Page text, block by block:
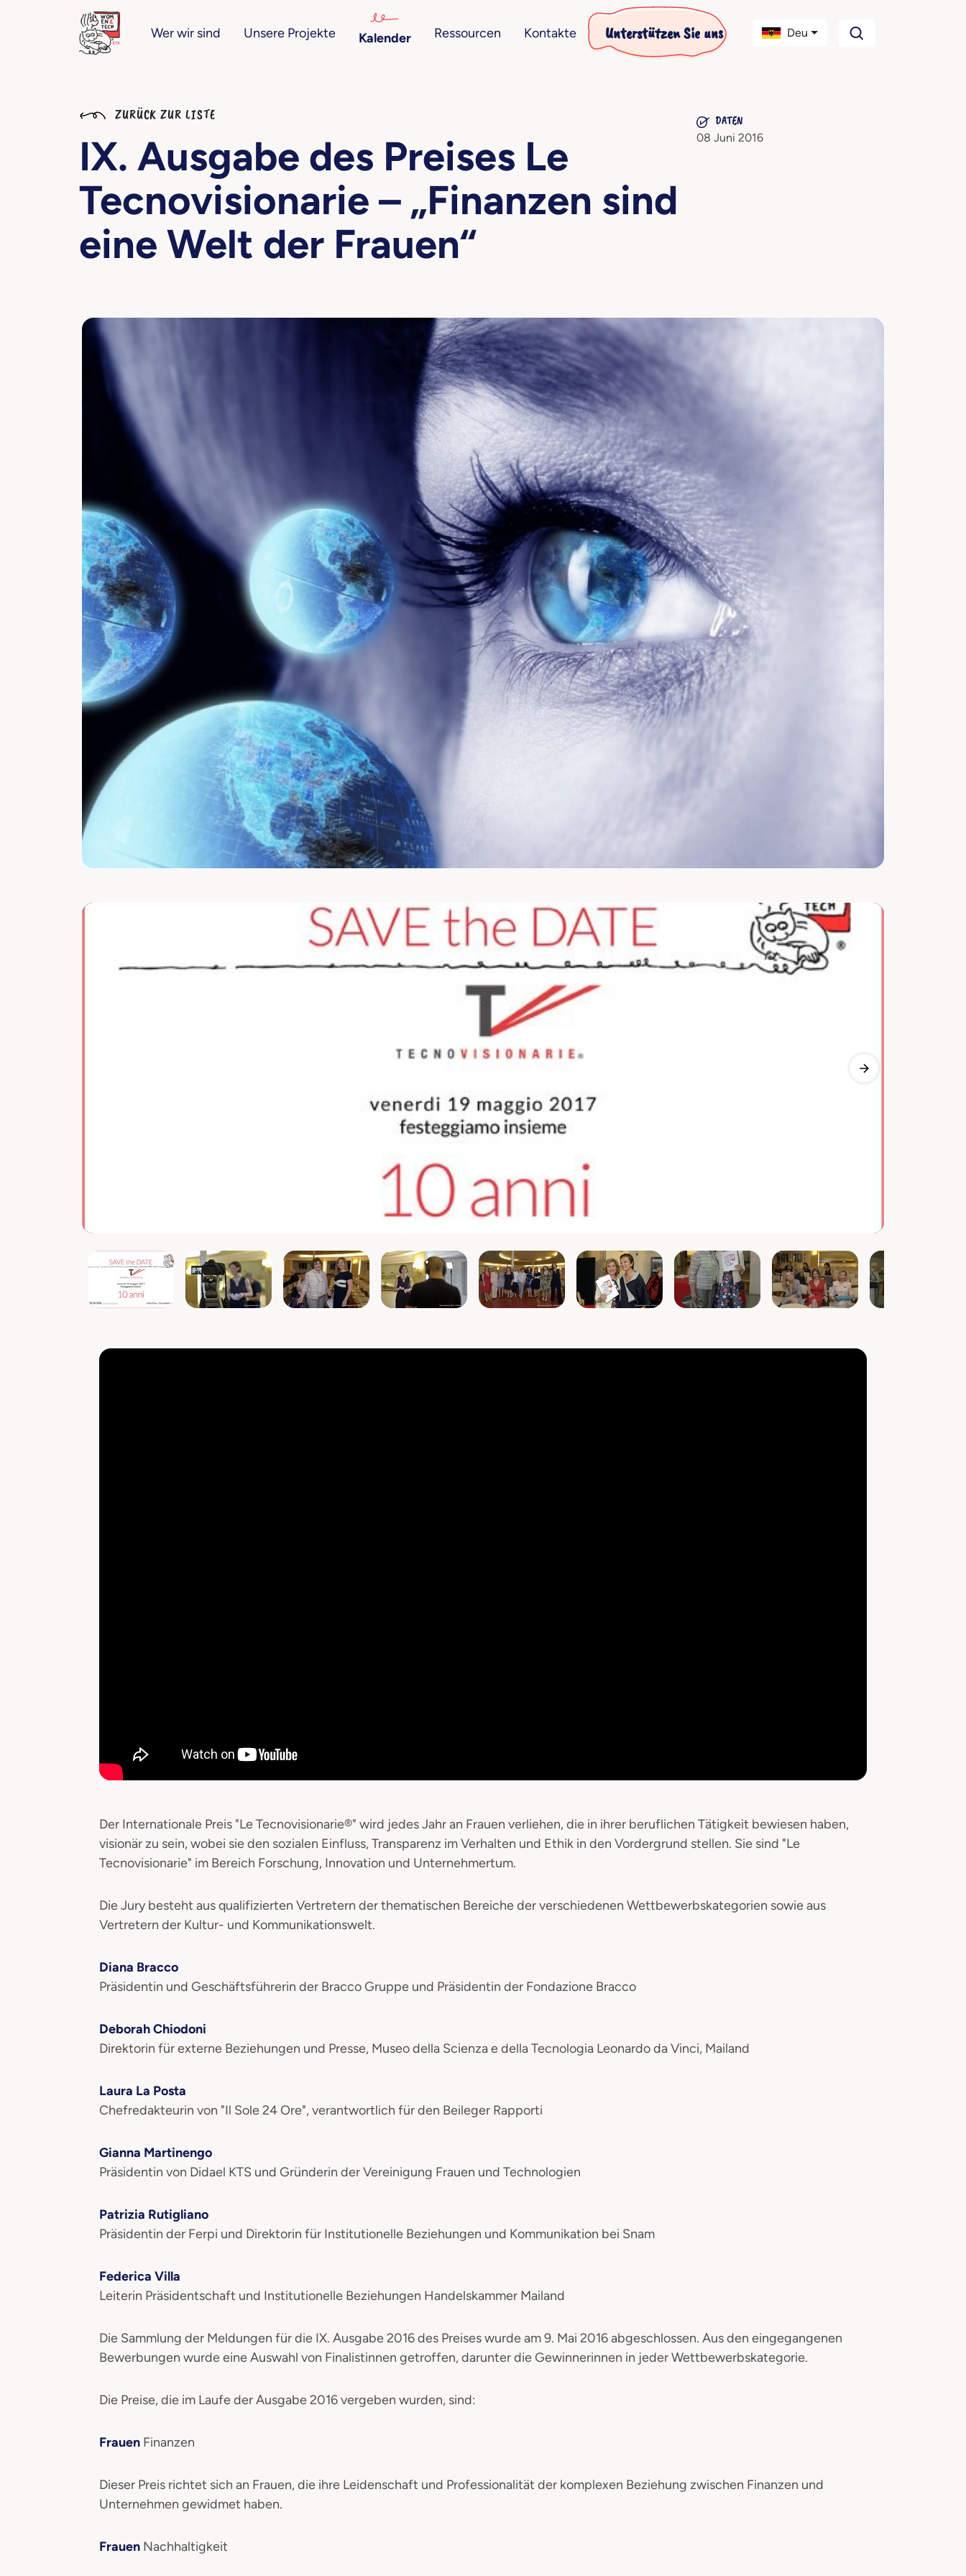
Wer wir sind Unsere Projekte Kalender Ressourcen Kontakte Unterstützen Sie uns Deu
ZURÜCK ZUR LISTE
IX. Ausgabe des Preises Le
Tecnovisionarie – „Finanzen sind
eine Welt der Frauen“
DATEN
08 Juni 2016
Vorheriges Bild
Der Internationale Preis "Le Tecnovisionarie®" wird jedes Jahr an Frauen verliehen, die in ihrer beruflichen Tätigkeit bewiesen haben,
visionär zu sein, wobei sie den sozialen Einfluss, Transparenz im Verhalten und Ethik in den Vordergrund stellen. Sie sind "Le
Tecnovisionarie" im Bereich Forschung, Innovation und Unternehmertum.
Die Jury besteht aus qualifizierten Vertretern der thematischen Bereiche der verschiedenen Wettbewerbskategorien sowie aus
Vertretern der Kultur- und Kommunikationswelt.
Diana Bracco
Präsidentin und Geschäftsführerin der Bracco Gruppe und Präsidentin der Fondazione Bracco
Deborah Chiodoni
Direktorin für externe Beziehungen und Presse, Museo della Scienza e della Tecnologia Leonardo da Vinci, Mailand
Laura La Posta
Chefredakteurin von "Il Sole 24 Ore", verantwortlich für den Beileger Rapporti
Gianna Martinengo
Präsidentin von Didael KTS und Gründerin der Vereinigung Frauen und Technologien
Patrizia Rutigliano
Präsidentin der Ferpi und Direktorin für Institutionelle Beziehungen und Kommunikation bei Snam
Federica Villa
Leiterin Präsidentschaft und Institutionelle Beziehungen Handelskammer Mailand
Die Sammlung der Meldungen für die IX. Ausgabe 2016 des Preises wurde am 9. Mai 2016 abgeschlossen. Aus den eingegangenen
Bewerbungen wurde eine Auswahl von Finalistinnen getroffen, darunter die Gewinnerinnen in jeder Wettbewerbskategorie.
Die Preise, die im Laufe der Ausgabe 2016 vergeben wurden, sind:
Frauen Finanzen
Dieser Preis richtet sich an Frauen, die ihre Leidenschaft und Professionalität der komplexen Beziehung zwischen Finanzen und
Unternehmen gewidmet haben.
Frauen Nachhaltigkeit